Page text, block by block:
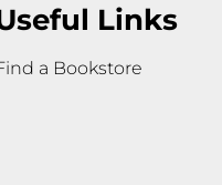
Links
a Bookstore